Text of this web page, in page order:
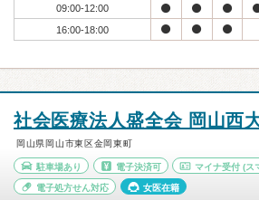
09:00-12:00
16:00-18:00
社会医療法人盛全会 岡山西
岡山県岡山市東区金岡東町
駐車場あり 電子決済可 マイナ受付 (ス
電子処方せん対応 女医在籍